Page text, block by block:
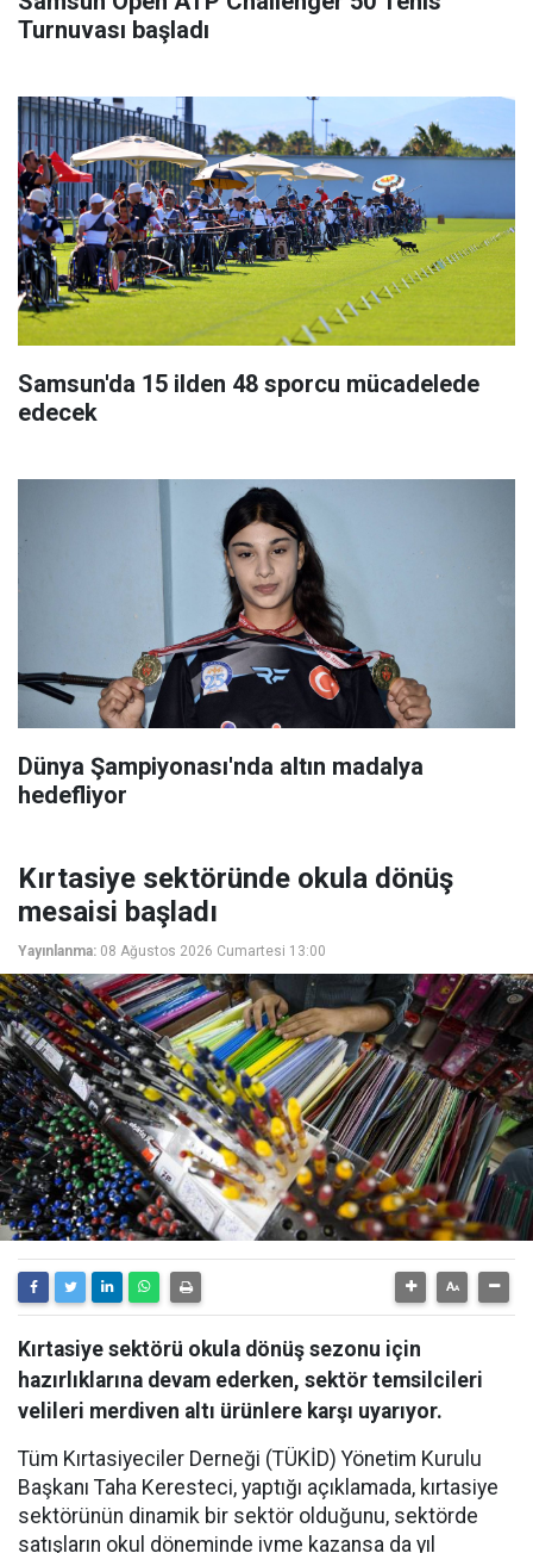
Turnuvası başladı
Samsun'da 15 ilden 48 sporcu mücadelede
edecek
Dünya Şampiyonası'nda altın madalya
hedefliyor
Kırtasiye sektöründe okula dönüş
mesaisi başladı
Yayınlanma: 08 Ağustos 2026 Cumartesi 13:00
Kırtasiye sektörü okula dönüş sezonu için
hazırlıklarına devam ederken, sektör temsilcileri
velileri merdiven altı ürünlere karşı uyarıyor.
Tüm Kırtasiyeciler Derneği (TÜKİD) Yönetim Kurulu
Başkanı Taha Keresteci, yaptığı açıklamada, kırtasiye
sektörünün dinamik bir sektör olduğunu, sektörde
satışların okul döneminde ivme kazansa da yıl